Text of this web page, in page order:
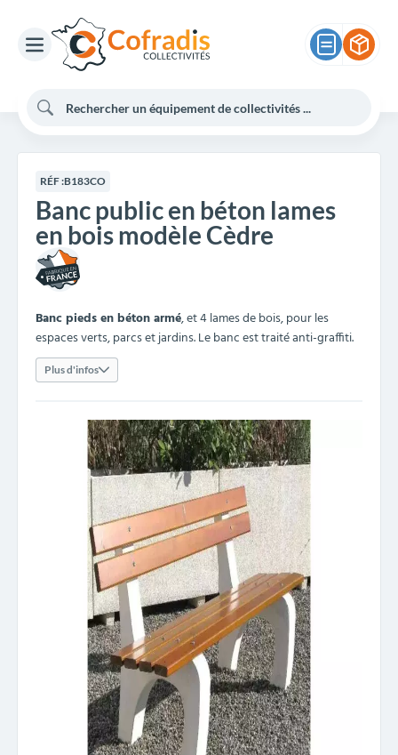
RÉF :B183CO
Banc public en béton lames
en bois modèle Cèdre
Banc pieds en béton armé, et 4 lames de bois, pour les
espaces verts, parcs et jardins. Le banc est traité anti-graffiti.
Plus d'infos